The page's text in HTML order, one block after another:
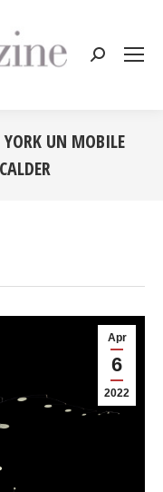
Cerca:
UN MOBILE
Apr
6
2022